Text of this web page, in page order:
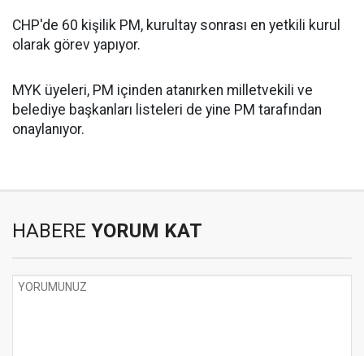
CHP'de 60 kişilik PM, kurultay sonrası en yetkili kurul
olarak görev yapıyor.
MYK üyeleri, PM içinden atanırken milletvekili ve
belediye başkanları listeleri de yine PM tarafından
onaylanıyor.
HABERE YORUM KAT